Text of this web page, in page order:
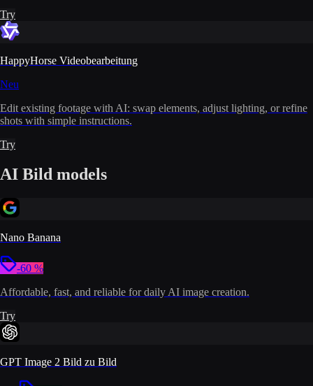
Try
HappyHorse Videobearbeitung
Neu
Edit existing footage with AI: swap elements, adjust lighting, or refine
shots with simple instructions.
Try
AI Bild models
Nano Banana
-60 %
Affordable, fast, and reliable for daily AI image creation.
Try
GPT Image 2 Bild zu Bild